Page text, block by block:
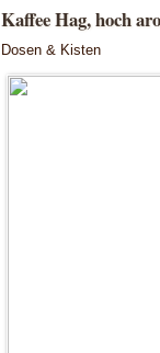
Kaffee Hag, hoch
Dosen & Kisten